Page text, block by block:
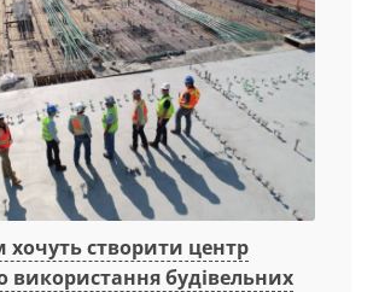
хочуть створити центр
використання будівельних